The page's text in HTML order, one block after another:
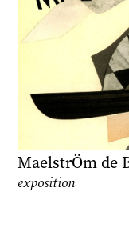
MaelstrÖm de
exposition